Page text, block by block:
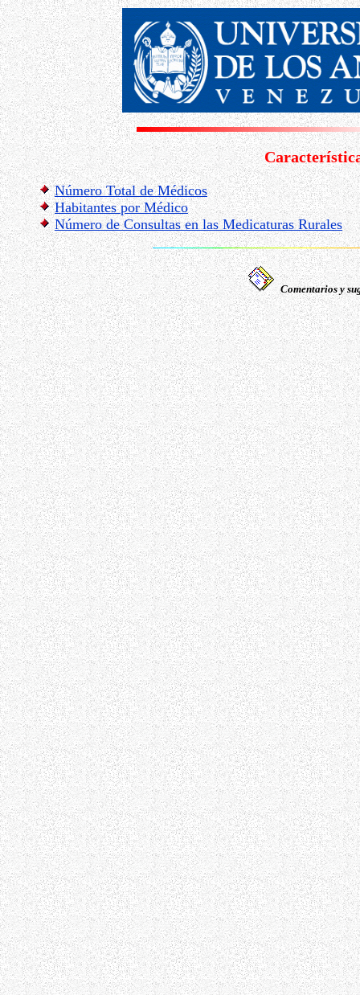
Número Total de Médicos
Habitantes por Médico
Número de Consultas en las Medicaturas Rurales
Comentarios y